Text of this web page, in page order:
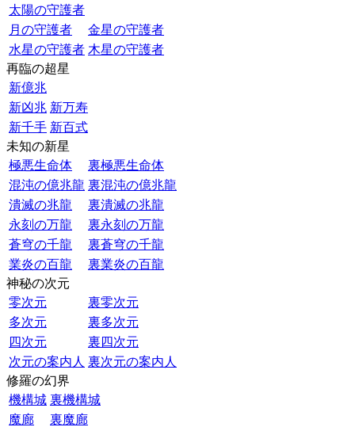
太陽の守護者
月の守護者
金星の守護者
水星の守護者 木星の守護者
再臨の超星
新億兆
新凶兆 新万寿
新千手 新百式
未知の新星
極悪生命体
裏極悪生命体
混沌の億兆龍 裏混沌の億兆龍
潰滅の兆龍
裏潰滅の兆龍
永刻の万龍
裏永刻の万龍
蒼穹の千龍
裏蒼穹の千龍
業炎の百龍
裏業炎の百龍
神秘の次元
零次元
裏零次元
多次元
裏多次元
四次元
裏四次元
次元の案内人 裏次元の案内人
修羅の幻界
機構城 裏機構城
魔廊
裏魔廊